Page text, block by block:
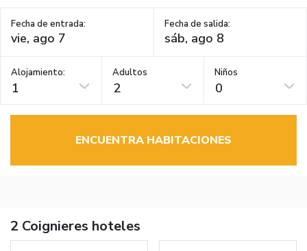
Fecha de entrada: Fecha de salida:
Alojamiento:
1
Adultos
2
Niños
0
ENCUENTRA HABITACIONES
2 Coignieres hoteles